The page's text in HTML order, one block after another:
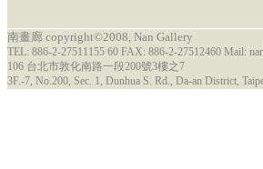
南畫廊 copyright©2008, Nan Gallery
TEL: 886-2-27511155 60 FAX: 886-2-27512460 Mail:
106 台北市敦化南路一段200號3樓之7
3F.-7, No.200, Sec. 1, Dunhua S. Rd., Da-an District,